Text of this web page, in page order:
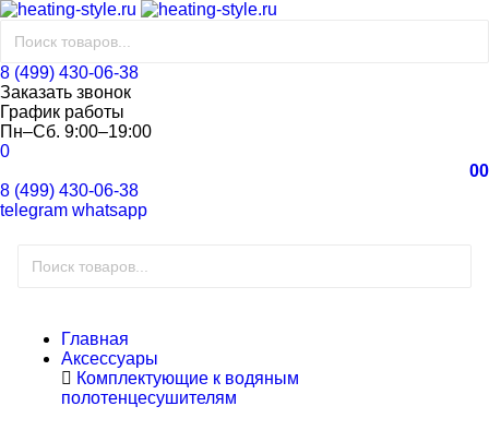
8 (499) 430-06-38
Заказать звонок
График работы
Пн–Сб. 9:00–19:00
0
00
8 (499) 430-06-38
telegram whatsapp
Главная
Аксессуары
Комплектующие к водяным
полотенцесушителям